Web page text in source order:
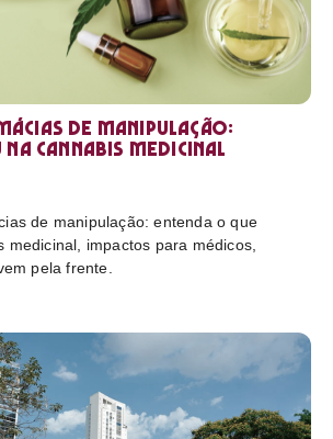
de manipulação:
cannabis medicinal
de manipulação: entenda o que
medicinal, impactos para médicos,
pela frente.